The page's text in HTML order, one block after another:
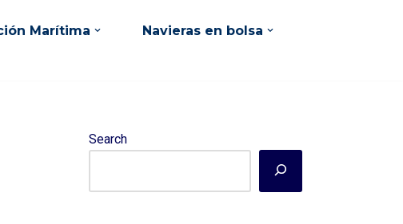
Marítima
Navieras en bolsa
Search